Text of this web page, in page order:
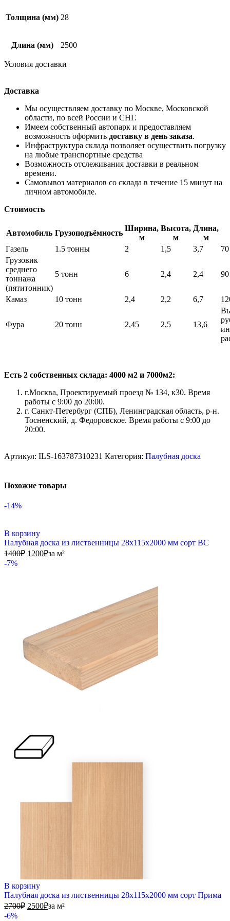
Толщина (мм) 28
Длина (мм) 2500
Условия доставки
Доставка
Мы осуществляем доставку по Москве, Московской
области, по всей России и СНГ.
Имеем собственный автопарк и предоставляем
возможность оформить доставку в день заказа.
Инфраструктура склада позволяет осуществить погрузку
на любые транспортные средства
Возможность отслеживания доставки в реальном
времени.
Самовывоз материалов со склада в течение 15 минут на
личном автомобиле.
Стоимость
Автомобиль Грузоподъёмность
Ширина,
м
Высота,
м
Длина,
м
Газель
1.5 тонны 2 1,5 3,7
Грузовик
среднего
тоннажа
(пятитонник)
5 тонн 6 2,4 2,4
Камаз 10 тонн 2,4 2,2 6,7
Фура 20 тонн 2,45 2,5 13,6
Есть 2 собственных склада: 4000 м2 и 7000м2:
г.Москва, Проектируемый проезд № 134, к30. Время
работы с 9:00 до 20:00.
г. Санкт-Петербург (СПБ), Ленинградская область, р-н.
Тосненский, д. Федоровское. Время работы с 9:00 до
20:00.
Артикул: ILS-163787310231 Категория: Палубная доска
Похожие товары
-14%
В корзину
Палубная доска из лиственницы 28х115х2000 мм сорт ВС
1400₽ 1200₽за м²
-7%
В корзину
Палубная доска из лиственницы 28х115х2000 мм сорт Прима
2700₽ 2500₽за м²
-6%